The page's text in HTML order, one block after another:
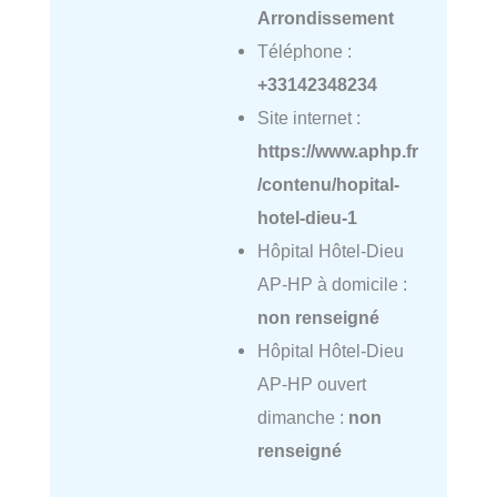
Arrondissement
Téléphone :
+33142348234
Site internet :
https://www.aphp.fr
/contenu/hopital-
hotel-dieu-1
Hôpital Hôtel-Dieu
AP-HP à domicile :
non renseigné
Hôpital Hôtel-Dieu
AP-HP ouvert
dimanche : non
renseigné